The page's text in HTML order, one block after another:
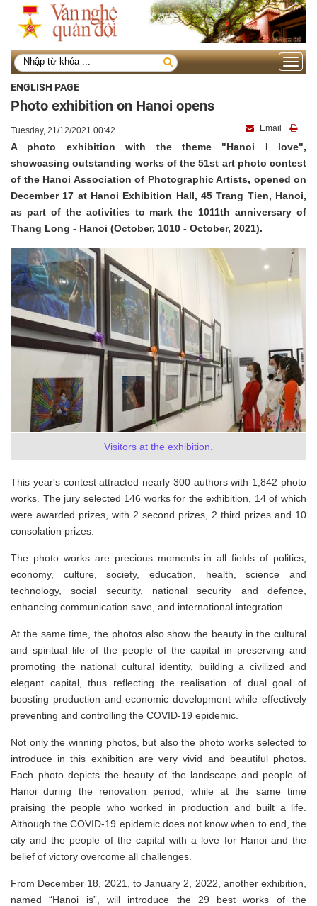
Toggle
ENGLISH PAGE
Photo exhibition on Hanoi opens
Tuesday, 21/12/2021 00:42 Email
A photo exhibition with the theme "Hanoi I love",
showcasing outstanding works of the 51st art photo contest
of the Hanoi Association of Photographic Artists, opened on
December 17 at Hanoi Exhibition Hall, 45 Trang Tien, Hanoi,
as part of the activities to mark the 1011th anniversary of
Thang Long - Hanoi (October, 1010 - October, 2021).
Visitors at the exhibition.
This year's contest attracted nearly 300 authors with 1,842 photo
works. The jury selected 146 works for the exhibition, 14 of which
were awarded prizes, with 2 second prizes, 2 third prizes and 10
consolation prizes.
The photo works are precious moments in all fields of politics,
economy, culture, society, education, health, science and
technology, social security, national security and defence,
enhancing communication save, and international integration.
At the same time, the photos also show the beauty in the cultural
and spiritual life of the people of the capital in preserving and
promoting the national cultural identity, building a civilized and
elegant capital, thus reflecting the realisation of dual goal of
boosting production and economic development while effectively
preventing and controlling the COVID-19 epidemic.
Not only the winning photos, but also the photo works selected to
introduce in this exhibition are very vivid and beautiful photos.
Each photo depicts the beauty of the landscape and people of
Hanoi during the renovation period, while at the same time
praising the people who worked in production and built a life.
Although the COVID-19 epidemic does not know when to end, the
city and the people of the capital with a love for Hanoi and the
belief of victory overcome all challenges.
From December 18, 2021, to January 2, 2022, another exhibition,
named “Hanoi is”, will introduce the 29 best works of the